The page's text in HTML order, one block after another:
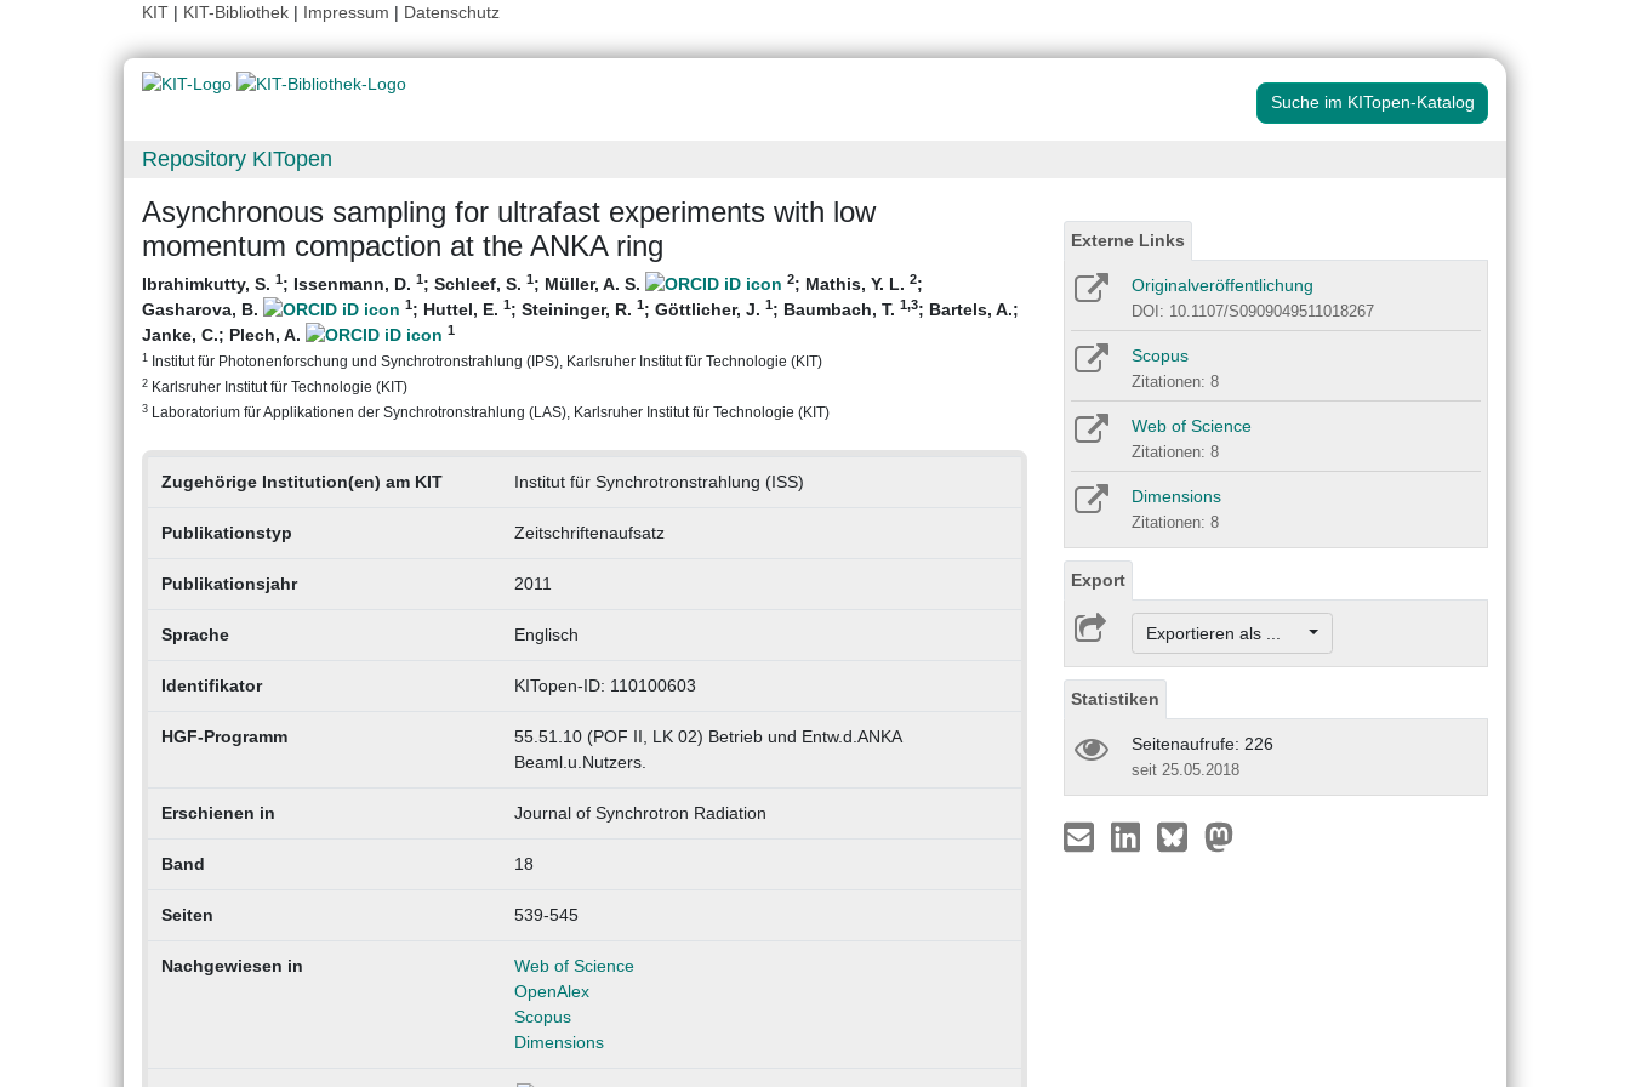
KIT | KIT-Bibliothek | Impressum | Datenschutz
Suche im KITopen-Katalog
Repository KITopen
Asynchronous sampling for ultrafast experiments with low
momentum compaction at the ANKA ring
Ibrahimkutty, S. 1; Issenmann, D. 1; Schleef, S. 1; Müller, A. S. 2; Mathis, Y. L. 2;
Gasharova, B.
1; Huttel, E. 1; Steininger, R. 1; Göttlicher, J. 1; Baumbach, T. 1,3; Bartels, A.;
Janke, C.; Plech, A. 1
1 Institut für Photonenforschung und Synchrotronstrahlung (IPS), Karlsruher Institut für Technologie (KIT)
2 Karlsruher Institut für Technologie (KIT)
3 Laboratorium für Applikationen der Synchrotronstrahlung (LAS), Karlsruher Institut für Technologie (KIT)
Zugehörige Institution(en) am KIT Institut für Synchrotronstrahlung (ISS)
Publikationstyp Zeitschriftenaufsatz
Publikationsjahr 2011
Sprache Englisch
Identifikator KITopen-ID: 110100603
HGF-Programm
55.51.10 (POF II, LK 02) Betrieb und Entw.d.ANKA
Beaml.u.Nutzers.
Erschienen in Journal of Synchrotron Radiation
Band 18
Seiten 539-545
Nachgewiesen in
Web of Science
OpenAlex
Scopus
Dimensions
Externe Links
Originalveröffentlichung
DOI: 10.1107/S0909049511018267
Scopus
Zitationen: 8
Web of Science
Zitationen: 8
Dimensions
Zitationen: 8
Export
Exportieren als ...
Statistiken
Seitenaufrufe: 226
seit 25.05.2018